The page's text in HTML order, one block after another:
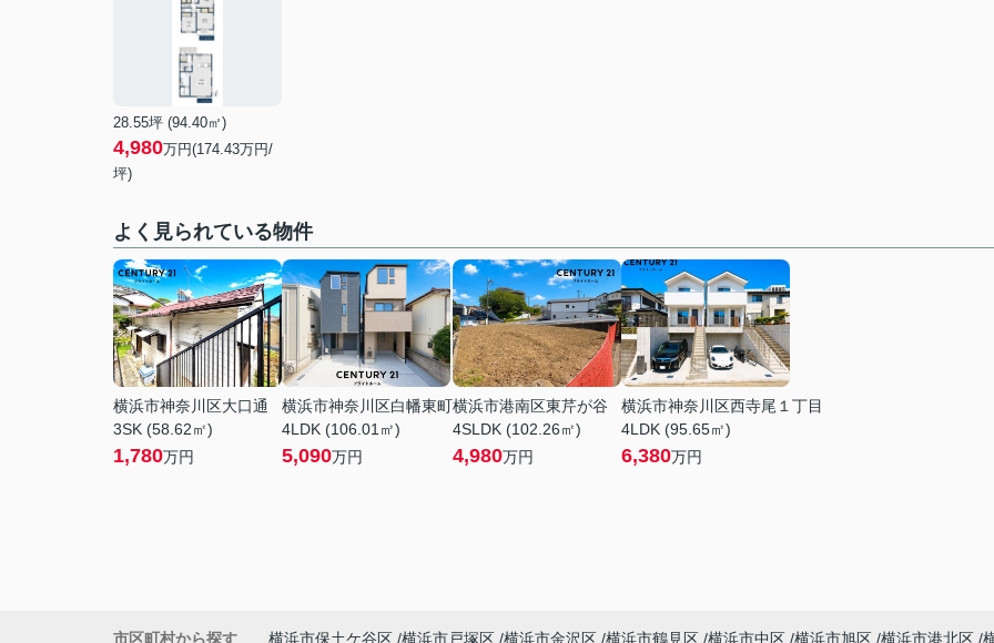
28.55坪 (94.40㎡)
4,980万円(174.43万円/
坪)
よく見られている物件
横浜市神奈川区大口通
3SK (58.62㎡)
1,780万円
横浜市神奈川区白幡東町
4LDK (106.01㎡)
5,090万円
横浜市港南区東芹が谷
4SLDK (102.26㎡)
4,980万円
横浜市神奈川区西寺尾１丁目
4LDK (95.65㎡)
6,380万円
市区町村から探す 横浜市保土ケ谷区 横浜市戸塚区 横浜市金沢区 横浜市鶴見区 横浜市中区 横浜市旭区 横浜市港北区